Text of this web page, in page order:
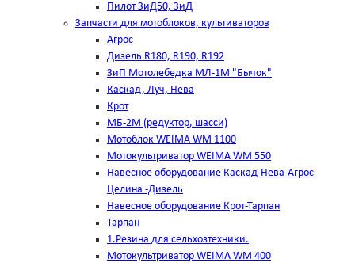
Пилот ЗиД50, ЗиД
Запчасти для мотоблоков, культиваторов
Агрос
Дизель R180, R190, R192
ЗиП Мотолебедка МЛ-1М "Бычок"
Каскад, Луч, Нева
Крот
МБ-2М (редуктор, шасси)
Мотоблок WEIMA WM 1100
Мотокультриватор WEIMA WM 550
Навесное оборудование Каскад-Нева-Агрос-
Целина -Дизель
Навесное оборудование Крот-Тарпан
Тарпан
1.Резина для сельхозтехники.
Мотокультриватор WEIMA WM 400